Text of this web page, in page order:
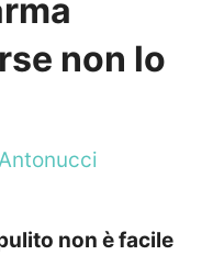
non lo
non è facile